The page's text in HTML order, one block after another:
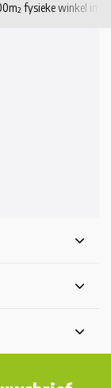
fysieke winkel in